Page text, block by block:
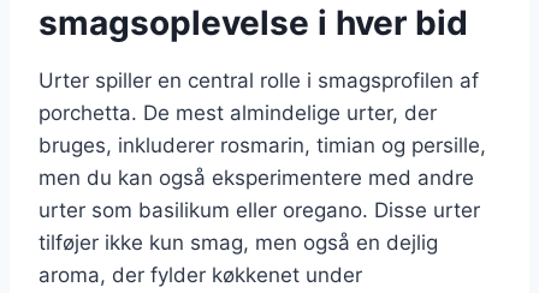
smagsoplevelse i hver bid
Urter spiller en central rolle i smagsprofilen af
porchetta. De mest almindelige urter, der
bruges, inkluderer rosmarin, timian og persille,
men du kan også eksperimentere med andre
urter som basilikum eller oregano. Disse urter
tilføjer ikke kun smag, men også en dejlig
aroma, der fylder køkkenet under